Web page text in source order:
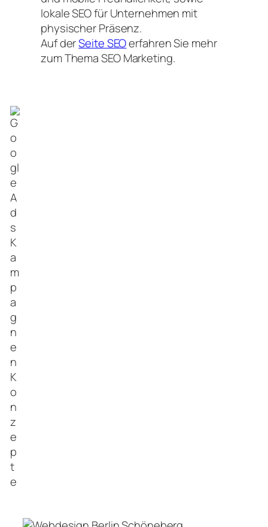
lokale SEO für Unternehmen mit
physischer Präsenz.
Auf derSeite SEOerfahren Sie mehr
zum Thema SEO Marketing.